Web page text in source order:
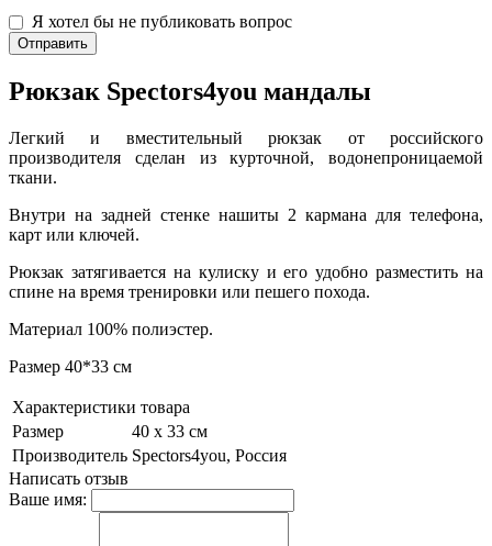
Я хотел бы не публиковать вопрос
Отправить
Рюкзак Spectors4you мандалы
Легкий и вместительный рюкзак от российского
производителя сделан из курточной, водонепроницаемой
ткани.
Внутри на задней стенке нашиты 2 кармана для телефона,
карт или ключей.
Рюкзак затягивается на кулиску и его удобно разместить на
спине на время тренировки или пешего похода.
Материал 100% полиэстер.
Размер 40*33 см
Характеристики товара
Размер
40 х 33 см
Производитель Spectors4you, Россия
Написать отзыв
Ваше имя: